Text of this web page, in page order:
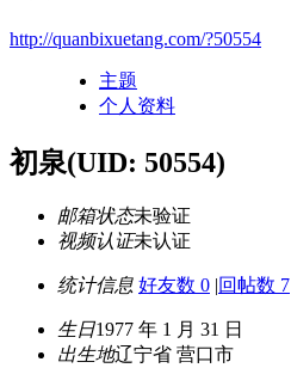
http://quanbixuetang.com/?50554
主题
个人资料
初泉(UID: 50554)
邮箱状态未验证
视频认证未认证
统计信息 好友数 0 |回帖数 7
生日1977 年 1 月 31 日
出生地辽宁省 营口市